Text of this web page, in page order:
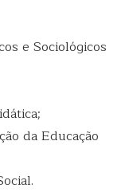
e Sociológicos
da Educação